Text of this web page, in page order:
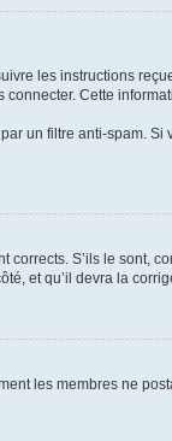
les instructions
Cette
un filtre anti-spam. Si
S’ils le sont,
et qu’il devra la
les membres ne